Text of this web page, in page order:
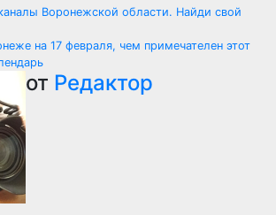
Воронежской области. Найди свой
на 17 февраля, чем примечателен этот
от Редактор